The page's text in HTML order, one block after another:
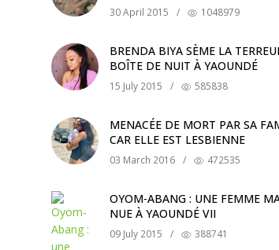
30 April 2015 / 1048979
BRENDA BIYA SÈME LA
BOÎTE DE NUIT À YAOUNDÉ
15 July 2015 / 585838
MENACÉE DE MORT PAR SA
CAR ELLE EST LESBIENNE
03 March 2016 / 472535
OYOM-ABANG : UNE FEMME
NUE À YAOUNDÉ VII
09 July 2015 / 388741